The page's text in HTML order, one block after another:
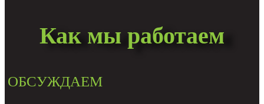
Как мы работаем
ОБСУЖДАЕМ